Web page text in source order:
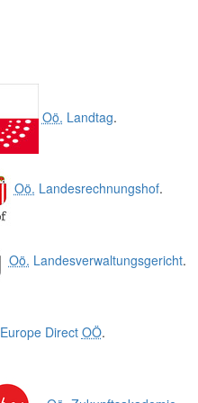
Oö. Landtag.
Oö. Landesrechnungshof.
Oö. Landesverwaltungsgericht.
Europe Direct OÖ.